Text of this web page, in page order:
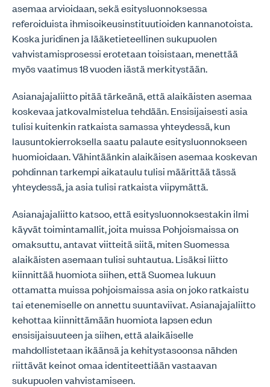
asemaa arvioidaan, sekä esitysluonnoksessa
referoiduista ihmisoikeusinstituutioiden kannanotoista.
Koska juridinen ja lääketieteellinen sukupuolen
vahvistamisprosessi erotetaan toisistaan, menettää
myös vaatimus 18 vuoden iästä merkitystään.
Asianajajaliitto pitää tärkeänä, että alaikäisten asemaa
koskevaa jatkovalmistelua tehdään. Ensisijaisesti asia
tulisi kuitenkin ratkaista samassa yhteydessä, kun
lausuntokierroksella saatu palaute esitysluonnokseen
huomioidaan. Vähintäänkin alaikäisen asemaa koskevan
pohdinnan tarkempi aikataulu tulisi määrittää tässä
yhteydessä, ja asia tulisi ratkaista viipymättä.
Asianajajaliitto katsoo, että esitysluonnoksestakin ilmi
käyvät toimintamallit, joita muissa Pohjoismaissa on
omaksuttu, antavat viitteitä siitä, miten Suomessa
alaikäisten asemaan tulisi suhtautua. Lisäksi liitto
kiinnittää huomiota siihen, että Suomea lukuun
ottamatta muissa pohjoismaissa asia on joko ratkaistu
tai etenemiselle on annettu suuntaviivat. Asianajajaliitto
kehottaa kiinnittämään huomiota lapsen edun
ensisijaisuuteen ja siihen, että alaikäiselle
mahdollistetaan ikäänsä ja kehitystasoonsa nähden
riittävät keinot omaa identiteettiään vastaavan
sukupuolen vahvistamiseen.